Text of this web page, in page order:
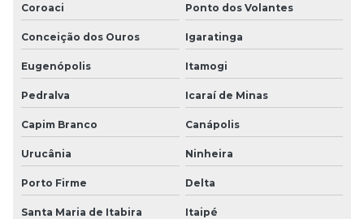
Coroaci Ponto dos Volantes
Conceição dos Ouros Igaratinga
Eugenópolis Itamogi
Pedralva Icaraí de Minas
Capim Branco Canápolis
Urucânia Ninheira
Porto Firme Delta
Santa Maria de Itabira Itaipé